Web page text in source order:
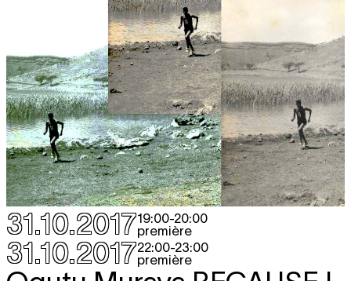
31.10.201719:00-20:00
première
31.10.201722:00-23:00
première